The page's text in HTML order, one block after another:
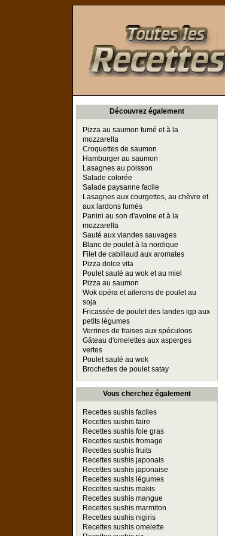
Découvrez également
Pizza au saumon fumé et à la
mozzarella
Croquettes de saumon
Hamburger au saumon
Lasagnes au poisson
Salade colorée
Salade paysanne facile
Lasagnes aux courgettes, au chèvre et
aux lardons fumés
Panini au son d'avoine et à la
mozzarella
Sauté aux viandes sauvages
Blanc de poulet à la nordique
Filet de cabillaud aux aromates
Pizza dolce vita
Poulet sauté au wok et au miel
Pizza au saumon
Wok opéra et ailerons de poulet au
soja
Fricassée de poulet des landes igp aux
petits légumes
Verrines de fraises aux spéculoos
Gâteau d'omelettes aux asperges
vertes
Poulet sauté au wok
Brochettes de poulet satay
Vous cherchez également
Recettes sushis faciles
Recettes sushis faire
Recettes sushis foie gras
Recettes sushis fromage
Recettes sushis fruits
Recettes sushis japonais
Recettes sushis japonaise
Recettes sushis légumes
Recettes sushis makis
Recettes sushis mangue
Recettes sushis marmiton
Recettes sushis nigiris
Recettes sushis omelette